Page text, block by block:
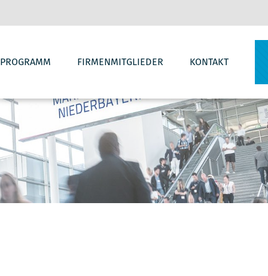
PROGRAMM FIRMENMITGLIEDER KONTAKT